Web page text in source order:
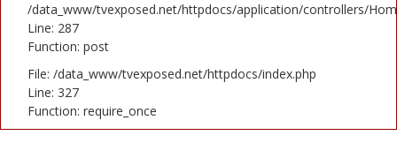
/data_www/tvexposed.net/httpdocs/application/controllers/
Line: 287
Function: post
File: /data_www/tvexposed.net/httpdocs/index.php
Line: 327
Function: require_once
Contact
Register